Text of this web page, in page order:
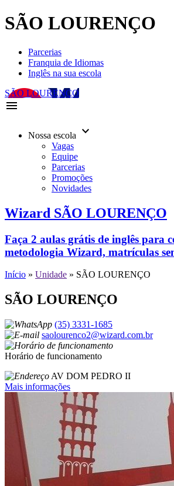
SÃO LOURENÇO
Parcerias
Franquia de Idiomas
Inglês na sua escola
SÃO LOURENÇO
menu
Nossa escola keyboard_arrow_down
Vagas
Equipe
Parcerias
Promoções
Novidades
Wizard SÃO LOURENÇO
Faça 2 aulas grátis de inglês para
metodologia Wizard, matrículas
Início » Unidade » SÃO LOURENÇO
SÃO LOURENÇO
(35) 3331-1685
saolourenco2@wizard.com.br
Horário de funcionamento
AV DOM PEDRO II
Mais informações